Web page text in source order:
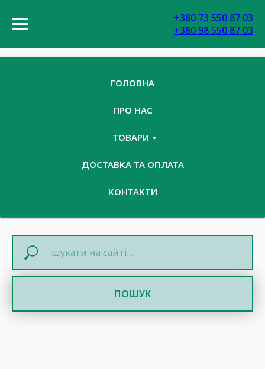
+380 73 550 87 03
+380 98 550 87 03
ГОЛОВНА
ПРО НАС
ТОВАРИ
ДОСТАВКА ТА ОПЛАТА
КОНТАКТИ
ПОШУК